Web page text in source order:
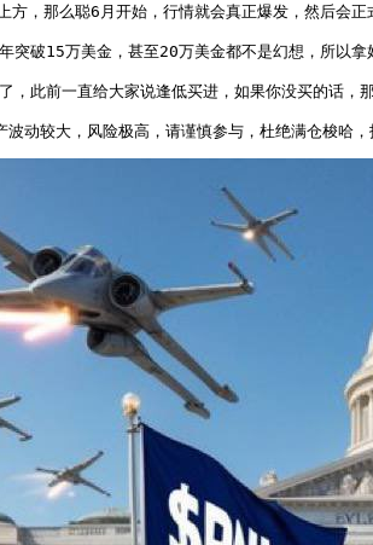
方，那么聪6月开始，行情就会真正爆发，然后会
突破15万美金，甚至20万美金都不是幻想，所以
，此前一直给大家说逢低买进，如果你没买的话
波动较大，风险极高，请谨慎参与，杜绝满仓梭哈